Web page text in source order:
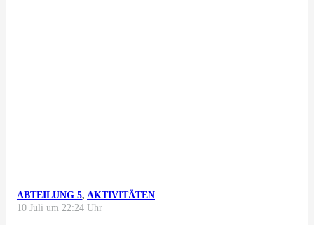
ABTEILUNG 5, AKTIVITÄTEN
10 Juli um 22:24 Uhr